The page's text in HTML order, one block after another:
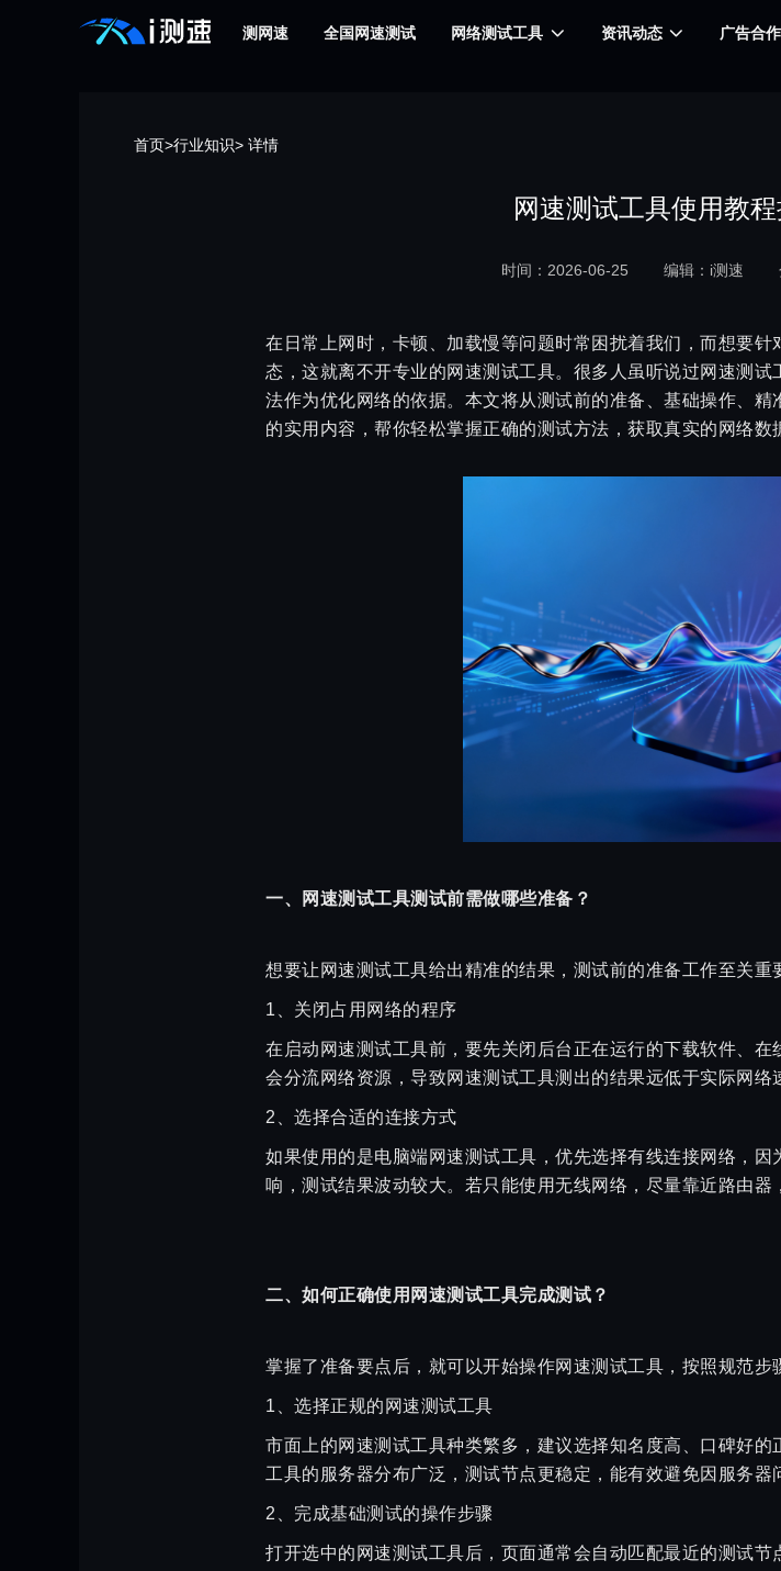
测网速 全国网速测试 网络测试工具 资讯动态 广告合作
首页>行业知识> 详情
网速测试工具使用教
时间：2026-06-25 编辑：i测速
在日常上网时，卡顿、加载慢等问题时常困扰着我们，而想要
态，这就离不开专业的网速测试工具。很多人虽听说过网速测
法作为优化网络的依据。本文将从测试前的准备、基础操作、
的实用内容，帮你轻松掌握正确的测试方法，获取真实的网络数
一、网速测试工具测试前需做哪些准备？
想要让网速测试工具给出精准的结果，测试前的准备工作至关重
1、关闭占用网络的程序
在启动网速测试工具前，要先关闭后台正在运行的下载软件、
会分流网络资源，导致网速测试工具测出的结果远低于实际网络
2、选择合适的连接方式
如果使用的是电脑端网速测试工具，优先选择有线连接网络，
响，测试结果波动较大。若只能使用无线网络，尽量靠近路由器
二、如何正确使用网速测试工具完成测试？
掌握了准备要点后，就可以开始操作网速测试工具，按照规范步
1、选择正规的网速测试工具
市面上的网速测试工具种类繁多，建议选择知名度高、口碑好
工具的服务器分布广泛，测试节点更稳定，能有效避免因服务器
2、完成基础测试的操作步骤
打开选中的网速测试工具后，页面通常会自动匹配最近的测试